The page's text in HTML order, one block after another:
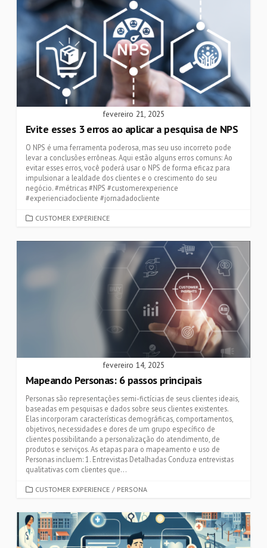
fevereiro 21, 2025
Evite esses 3 erros ao aplicar a pesquisa de NPS
O NPS é uma ferramenta poderosa, mas seu uso incorreto pode
levar a conclusões errôneas. Aqui estão alguns erros comuns: Ao
evitar esses erros, você poderá usar o NPS de forma eficaz para
impulsionar a lealdade dos clientes e o crescimento do seu
negócio. #métricas #NPS #customerexperience
#experienciadocliente #jornadadocliente
CATEGORIES
CUSTOMER EXPERIENCE
fevereiro 14, 2025
Mapeando Personas: 6 passos principais
Personas são representações semi-fictícias de seus clientes ideais,
baseadas em pesquisas e dados sobre seus clientes existentes.
Elas incorporam características demográficas, comportamentos,
objetivos, necessidades e dores de um grupo específico de
clientes possibilitando a personalização do atendimento, de
produtos e serviços. As etapas para o mapeamento e uso de
Personas incluem: 1. Entrevistas Detalhadas Conduza entrevistas
qualitativas com clientes que...
CATEGORIES
CUSTOMER EXPERIENCE / PERSONA